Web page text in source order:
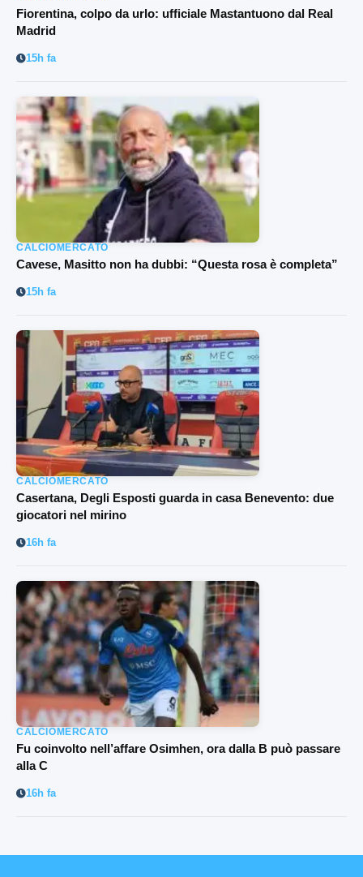
Fiorentina, colpo da urlo: ufficiale Mastantuono dal Real
Madrid
15h fa
CALCIOMERCATO
Cavese, Masitto non ha dubbi: “Questa rosa è completa”
15h fa
CALCIOMERCATO
Casertana, Degli Esposti guarda in casa Benevento: due
giocatori nel mirino
16h fa
CALCIOMERCATO
Fu coinvolto nell’affare Osimhen, ora dalla B può passare
alla C
16h fa